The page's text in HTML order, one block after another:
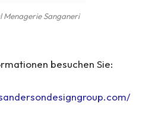
Menagerie Sanganeri
besuchen Sie: